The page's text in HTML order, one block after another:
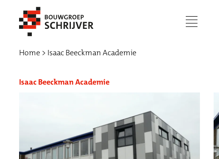
menu
Home Isaac Beeckman Academie
Isaac Beeckman Academie